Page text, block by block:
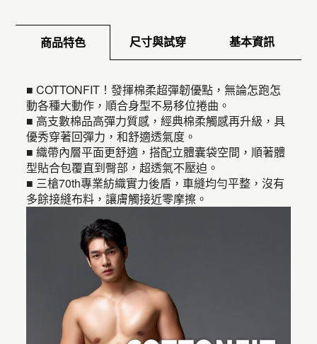
商品特色 尺寸與試穿 基本資訊
■ COTTONFIT！發揮棉柔超彈韌優點，無論怎跑怎
動各種大動作，順合身型不易移位捲曲。
■ 高支數棉品高彈力質感，經典棉柔觸感再升級，具
優秀穿著回彈力，和舒適透氣度。
■ 織帶內層平面更舒適，搭配立體囊袋空間，順著體
型貼合包覆直到臀部，超透氣不壓迫。
■ 三槍70th專業紡織實力後盾，車縫均勻平整，沒有
多餘接縫布料，讓膚觸接近零摩擦。